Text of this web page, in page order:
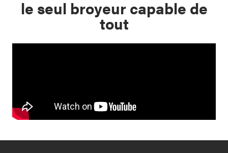
le seul broyeur capable de
tout